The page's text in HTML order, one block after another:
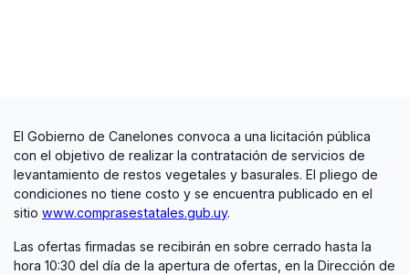
El Gobierno de Canelones convoca a una licitación pública
con el objetivo de realizar la contratación de servicios de
levantamiento de restos vegetales y basurales. El pliego de
condiciones no tiene costo y se encuentra publicado en el
sitio www.comprasestatales.gub.uy.
Las ofertas firmadas se recibirán en sobre cerrado hasta la
hora 10:30 del día de la apertura de ofertas, en la Dirección de